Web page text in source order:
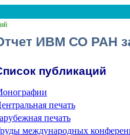
ИВМ СО РАН
публикаций
печать
печать
международных